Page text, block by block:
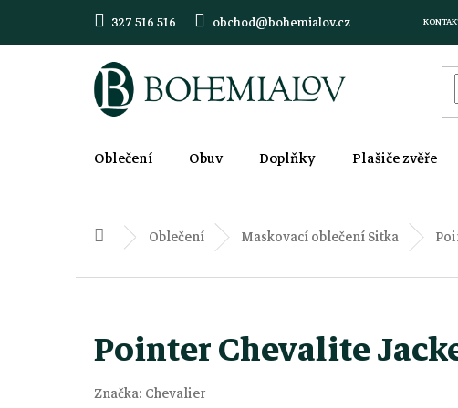
327 516 516 obchod@bohemialov.cz
Oblečení Obuv Doplňky Plašiče zvěře
Domů Oblečení Maskovací oblečení Sitka
Pointer Chevalite
Značka: Chevalier